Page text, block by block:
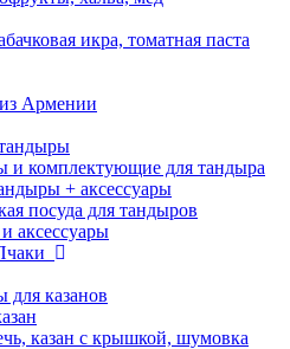
икра, томатная паста
Армении
и комплектующие для тандыра
+ аксессуары
посуда для тандыров
аксессуары
для казанов
казан с крышкой, шумовка